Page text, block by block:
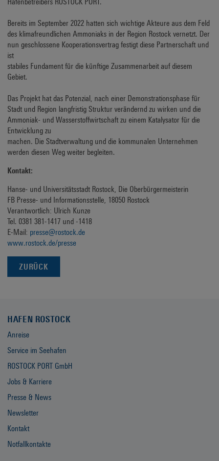
Bereits im September 2022 hatten sich wichtige Akteure aus dem Feld
des klimafreundlichen Ammoniaks in der Region Rostock vernetzt. Der
nun geschlossene Kooperationsvertrag festigt diese Partnerschaft und
ist
stabiles Fundament für die künftige Zusammenarbeit auf diesem
Gebiet.
Das Projekt hat das Potenzial, nach einer Demonstrationsphase für
Stadt und Region langfristig Struktur verändernd zu wirken und die
Ammoniak- und Wasserstoffwirtschaft zu einem Katalysator für die
Entwicklung zu
machen. Die Stadtverwaltung und die kommunalen Unternehmen
werden diesen Weg weiter begleiten.
Kontakt:
Hanse- und Universitätsstadt Rostock, Die Oberbürgermeisterin
FB Presse- und Informationsstelle, 18050 Rostock
Verantwortlich: Ulrich Kunze
Tel. 0381 381-1417 und -1418
E-Mail: presse@rostock.de
www.rostock.de/presse
ZURÜCK
HAFEN ROSTOCK
Anreise
Service im Seehafen
ROSTOCK PORT GmbH
Jobs & Karriere
Presse & News
Newsletter
Kontakt
Notfallkontakte